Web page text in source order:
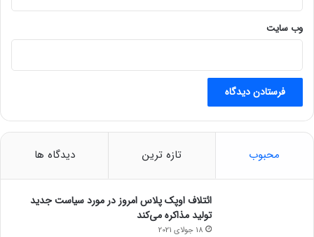
وب‌ سایت
محبوب تازه ترین دیدگاه ها
ائتلاف اوپک پلاس امروز در مورد سیاست جدید
تولید مذاکره می‌کند
18 جولای 2021